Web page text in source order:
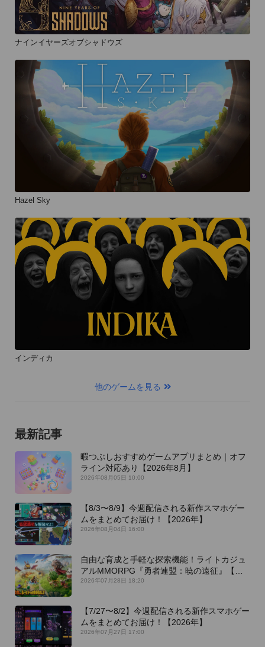
ナインイヤーズオブシャドウズ
Hazel Sky
インディカ
他のゲームを見る
最新記事
暇つぶしおすすめゲームアプリまとめ｜オフ
ライン対応あり【2026年8月】
2026年08月05日 10:00
【8/3〜8/9】今週配信される新作スマホゲー
ムをまとめてお届け！【2026年】
2026年08月04日 16:00
自由な育成と手軽な探索機能！ライトカジュ
アルMMORPG『勇者連盟：暁の遠征』【最
新作PICKUP】
2026年07月28日 18:20
【7/27〜8/2】今週配信される新作スマホゲー
ムをまとめてお届け！【2026年】
2026年07月27日 17:00